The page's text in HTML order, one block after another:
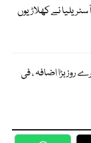
نے کھلاڑیوں
بڑا اضافہ ، فی